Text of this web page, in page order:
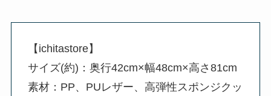
【ichitastore】
サイズ(約)：奥行42cm×幅48cm×高さ81cm
素材：PP、PUレザー、高弾性スポンジクッ